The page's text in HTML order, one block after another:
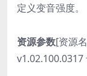
定义变音强度。
资源参数[资源
v1.02.100.0317